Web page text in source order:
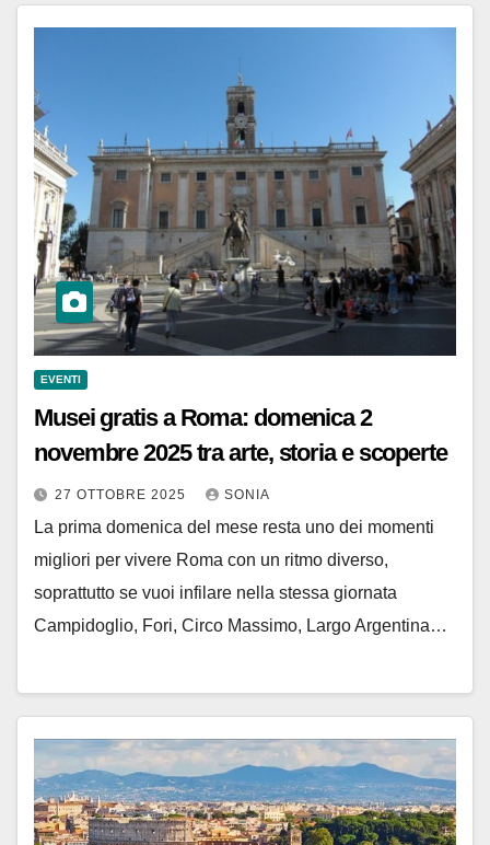
EVENTI
Musei gratis a Roma: domenica 2
novembre 2025 tra arte, storia e scoperte
27 OTTOBRE 2025 SONIA
La prima domenica del mese resta uno dei momenti
migliori per vivere Roma con un ritmo diverso,
soprattutto se vuoi infilare nella stessa giornata
Campidoglio, Fori, Circo Massimo, Largo Argentina…